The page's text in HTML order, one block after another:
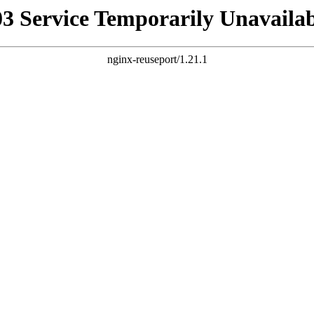
Service Temporarily
nginx-reuseport/1.21.1